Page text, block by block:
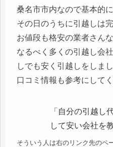
桑名市市内なので基本的
その日のうちに引越しは
お値段も格安の業者さん
なるべく多くの引越し会
しでも安く引越しをしまし
口コミ情報も参考にしてく
「自分の引越し
して安い会社を
そういう人は右のリンク先のペ